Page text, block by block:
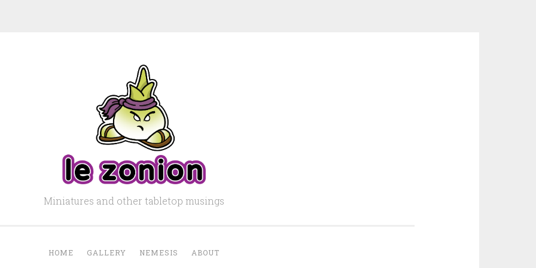
Miniatures and other tabletop musings
HOME GALLERY NEMESIS ABOUT